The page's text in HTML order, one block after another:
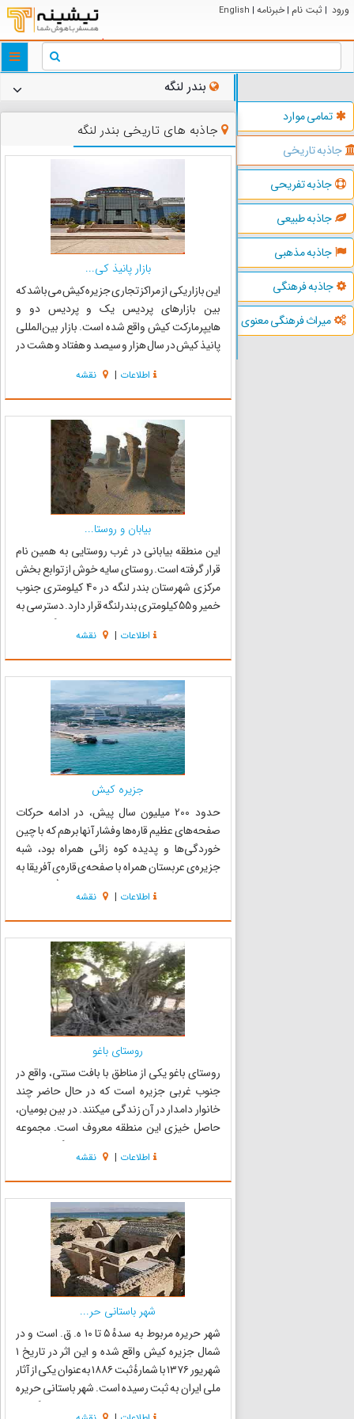
ورود | ثبت نام | خبرنامه |
English
تمامی موارد
جاذبه تاریخی
جاذبه تفریحی
جاذبه طبیعی
جاذبه مذهبی
جاذبه فرهنگی
میراث فرهنگی معنوی
بندر لنگه
جاذبه های تاریخی بندر لنگه
بازار پانیذ کی...
این بازار یکى از مراکز تجارى جزیره کیش می‌باشد که
بین بازارهای پردیس یک و پردیس دو و
هایپرمارکت کیش واقع شده است. بازار بین‌المللی
پانیذ کیش در سال هزار و سیصد و هفتاد و هشت در
هکتار در در نوار سیاحتی کیش شروع به فعالیت
نمود . این بازار در حال ...
اطلاعات | نقشه
بیابان و روستا...
این منطقه بیابانی در غرب روستایی به همین نام
قرار گرفته است. روستای سایه خوش از توابع بخش
مرکزی شهرستان بندر لنگه در 40 کیلومتری جنوب
خمیر و 55 کیلومتری بندرلنگه قرار دارد. دسترسی به
این منطقه از طریق جاده ارتباطی بندر لنگه به بندر
عباس میسر است. منطقه سایه خوش از سواحل
بسیار زیبای...
اطلاعات | نقشه
جزیره کیش
حدود 200 میلیون سال پیش، در ادامه حرکات
صفحه‌های عظیم قاره‌ها وفشار آنها برهم که با چین
خوردگی‌ها و پدیده کوه زائی همراه بود، شبه
جزیره‌ی عربستان همراه با صفحه‌ی قاره‌ی آفریقا به
میلیون سال پیش) از افریقا جدا شد و به آسیا متصل
گردید. فشار ناشی از...
اطلاعات | نقشه
روستای باغو
روستای باغو یکی از مناطق با بافت سنتی، واقع در
جنوب غربی جزیره است که در حال حاضر چند
خانوار دامدار در آن زندگی می­کنند. در بین بومیان،
حاصل خیزی این منطقه معروف است. مجموعه
درختان بومی کهنسال لور، زیبایی چشمگیری به این
منطقه بخشیده است و طرح توسعه این منطقه به
منظور ایجاد مرکز تفری...
اطلاعات | نقشه
شهر باستانی حر...
شهر حریره مربوط به سدهٔ ۵ تا ۱۰ ه. ق. است و در
شمال جزیره کیش واقع شده و این اثر در تاریخ ۱
شهریور ۱۳۷۶ با شمارهٔ ثبت ۱۸۸۶ به‌عنوان یکی از آثار
ملی ایران به ثبت رسیده است. شهر باستانی حریره
واقع در بخش کیش از توابع شهرستان بندر لنگه و از